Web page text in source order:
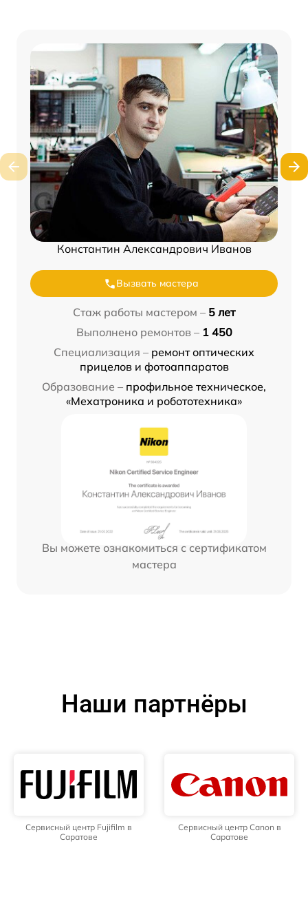
Константин Александрович Иванов
Вызвать мастера
Стаж работы мастером – 5 лет
Выполнено ремонтов – 1 450
Специализация – ремонт оптических
прицелов и фотоаппаратов
Образование – профильное техническое,
«Мехатроника и робототехника»
Вы можете ознакомиться с сертификатом
мастера
Наши партнёры
Сервисный центр Fujifilm в
Саратове
Сервисный центр Canon в
Саратове